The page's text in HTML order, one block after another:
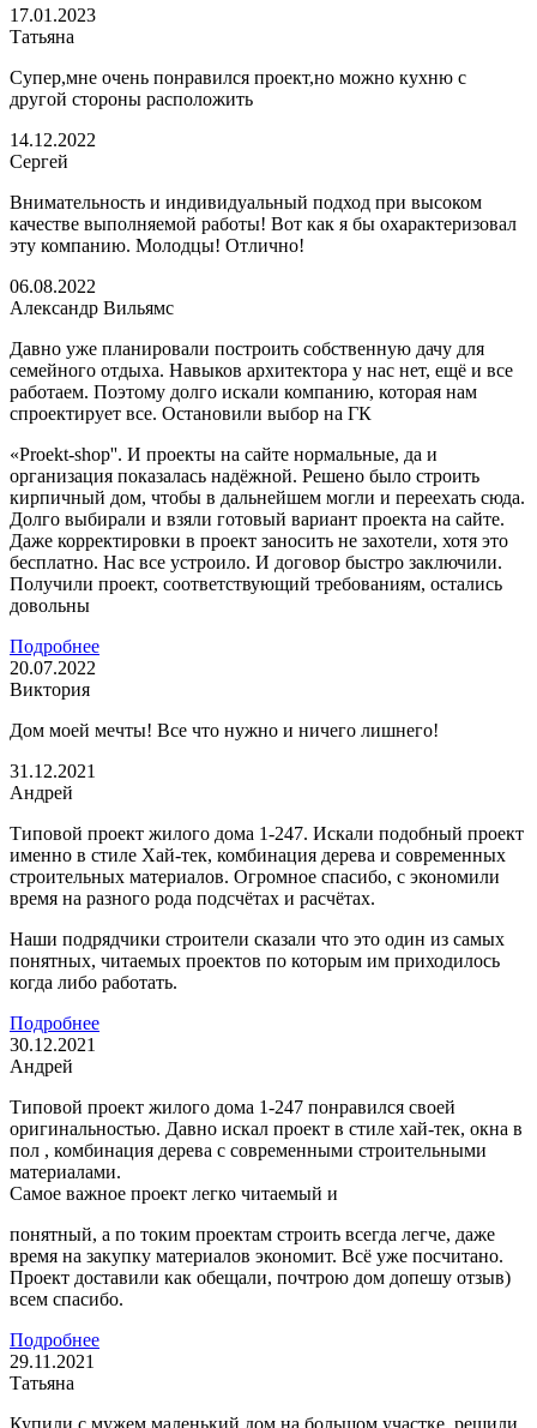
17.01.2023
Татьяна
Супер,мне очень понравился проект,но можно кухню с
другой стороны расположить
14.12.2022
Сергей
Внимательность и индивидуальный подход при высоком
качестве выполняемой работы! Вот как я бы охарактеризовал
эту компанию. Молодцы! Отлично!
06.08.2022
Александр Вильямс
Давно уже планировали построить собственную дачу для
семейного отдыха. Навыков архитектора у нас нет, ещё и все
работаем. Поэтому долго искали компанию, которая нам
спроектирует все. Остановили выбор на ГК
«Proekt-shop''. И проекты на сайте нормальные, да и
организация показалась надёжной. Решено было строить
кирпичный дом, чтобы в дальнейшем могли и переехать сюда.
Долго выбирали и взяли готовый вариант проекта на сайте.
Даже корректировки в проект заносить не захотели, хотя это
бесплатно. Нас все устроило. И договор быстро заключили.
Получили проект, соответствующий требованиям, остались
довольны
Подробнее
20.07.2022
Виктория
Дом моей мечты! Все что нужно и ничего лишнего!
31.12.2021
Андрей
Типовой проект жилого дома 1-247. Искали подобный проект
именно в стиле Хай-тек, комбинация дерева и современных
строительных материалов. Огромное спасибо, с экономили
время на разного рода подсчётах и расчётах.
Наши подрядчики строители сказали что это один из самых
понятных, читаемых проектов по которым им приходилось
когда либо работать.
Подробнее
30.12.2021
Андрей
Типовой проект жилого дома 1-247 понравился своей
оригинальностью. Давно искал проект в стиле хай-тек, окна в
пол , комбинация дерева с современными строительными
материалами.
Самое важное проект легко читаемый и
понятный, а по токим проектам строить всегда легче, даже
время на закупку материалов экономит. Всё уже посчитано.
Проект доставили как обещали, почтрою дом допешу отзыв)
всем спасибо.
Подробнее
29.11.2021
Татьяна
Купили с мужем маленький дом на большом участке, решили